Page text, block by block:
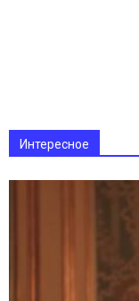
Интересное